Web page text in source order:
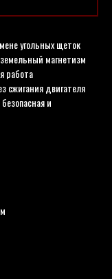
угольных щеток
магнетизм
работа
сжигания двигателя
и